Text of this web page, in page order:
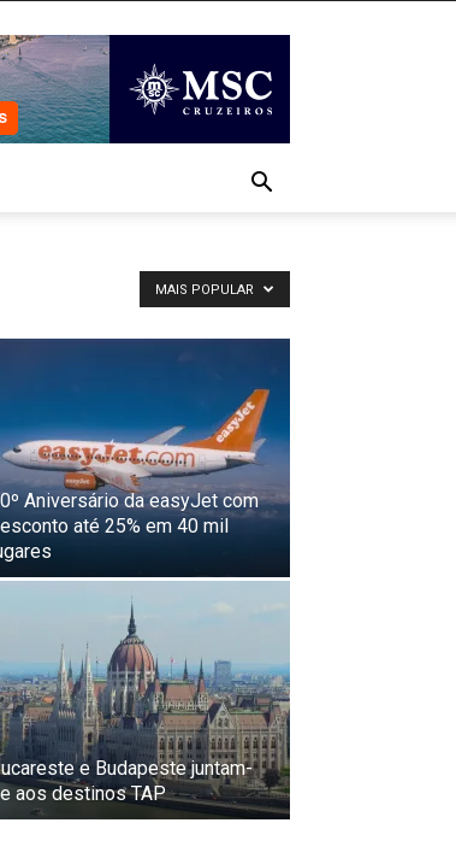
MAIS POPULAR
Aniversário da easyJet com
até 25% em 40 mil
e Budapeste juntam-
aos destinos TAP